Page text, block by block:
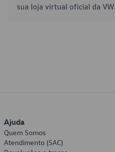
sua loja virtual oficial da VW.
Ajuda
Quem Somos
Atendimento (SAC)